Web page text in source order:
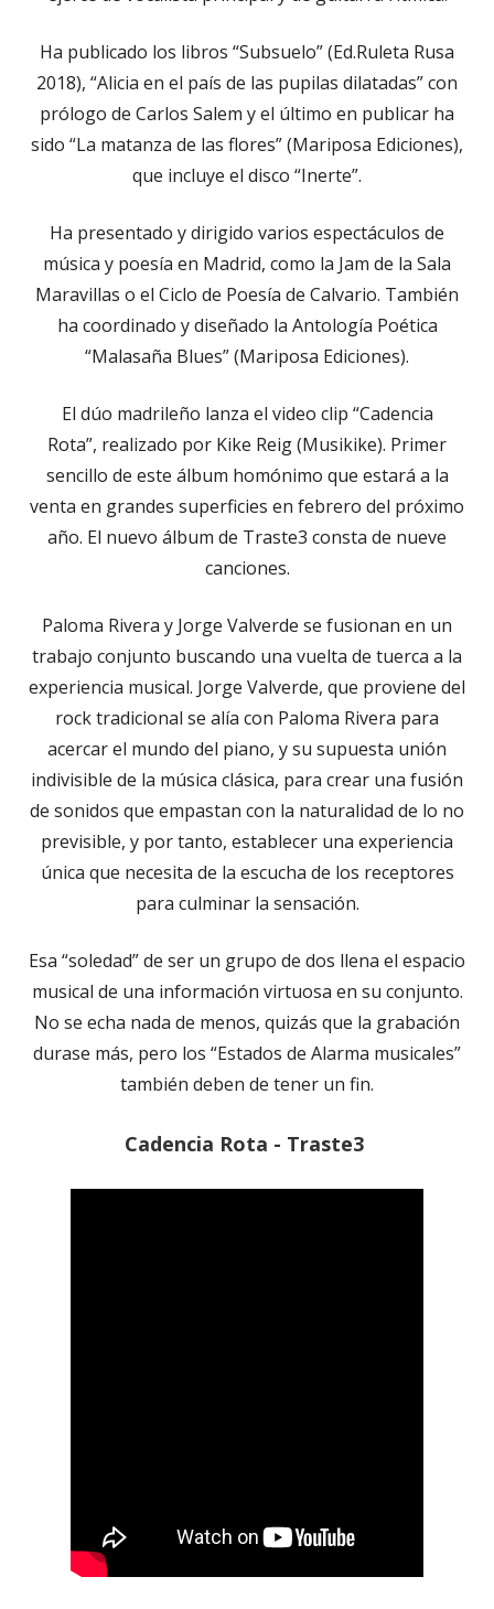
Ha publicado los libros “Subsuelo” (Ed.Ruleta Rusa
2018), “Alicia en el país de las pupilas dilatadas” con
prólogo de Carlos Salem y el último en publicar ha
sido “La matanza de las flores” (Mariposa Ediciones),
que incluye el disco “Inerte”.
Ha presentado y dirigido varios espectáculos de
música y poesía en Madrid, como la Jam de la Sala
Maravillas o el Ciclo de Poesía de Calvario. También
ha coordinado y diseñado la Antología Poética
“Malasaña Blues” (Mariposa Ediciones).
El dúo madrileño lanza el video clip “Cadencia
Rota”, realizado por Kike Reig (Musikike). Primer
sencillo de este álbum homónimo que estará a la
venta en grandes superficies en febrero del próximo
año. El nuevo álbum de Traste3 consta de nueve
canciones.
Paloma Rivera y Jorge Valverde se fusionan en un
trabajo conjunto buscando una vuelta de tuerca a la
experiencia musical. Jorge Valverde, que proviene del
rock tradicional se alía con Paloma Rivera para
acercar el mundo del piano, y su supuesta unión
indivisible de la música clásica, para crear una fusión
de sonidos que empastan con la naturalidad de lo no
previsible, y por tanto, establecer una experiencia
única que necesita de la escucha de los receptores
para culminar la sensación.
Esa “soledad” de ser un grupo de dos llena el espacio
musical de una información virtuosa en su conjunto.
No se echa nada de menos, quizás que la grabación
durase más, pero los “Estados de Alarma musicales”
también deben de tener un fin.
Cadencia Rota - Traste3